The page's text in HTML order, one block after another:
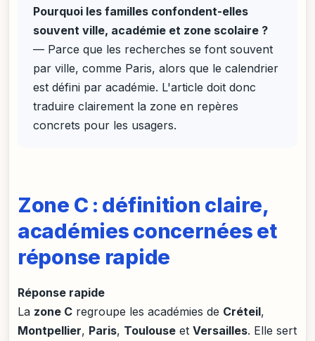
Pourquoi les familles confondent-elles
souvent ville, académie et zone scolaire ?
— Parce que les recherches se font souvent
par ville, comme Paris, alors que le calendrier
est défini par académie. L'article doit donc
traduire clairement la zone en repères
concrets pour les usagers.
Zone C : définition claire,
académies concernées et
réponse rapide
Réponse rapide
La zone C regroupe les académies de Créteil,
Montpellier, Paris, Toulouse et Versailles. Elle sert